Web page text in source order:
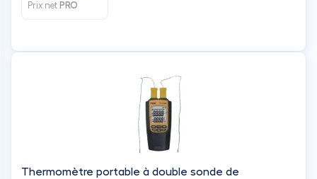
Prix net PRO
Thermomètre portable à double sonde de